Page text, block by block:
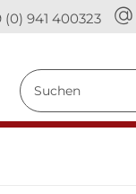
(0) 941 400323